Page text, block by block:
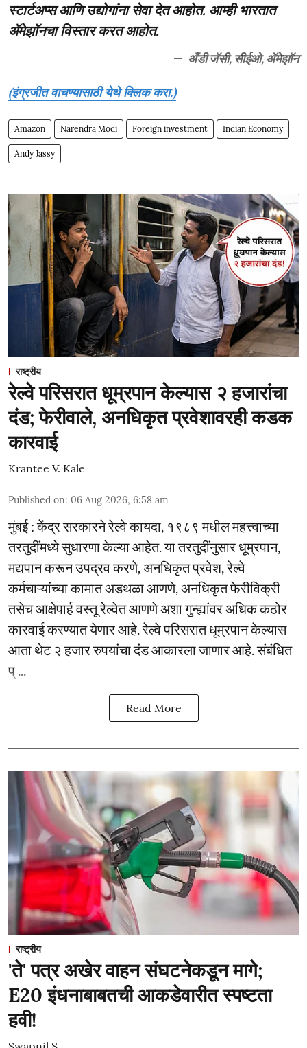
स्टार्टअप्स आणि उद्योगांना सेवा देत आहोत. आम्ही भारतात
ॲमेझॉनचा विस्तार करत आहोत.
अँडी जॅसी, सीईओ, ॲमेझॉन
(इंग्रजीत वाचण्यासाठी येथे क्लिक करा.)
Amazon Narendra Modi Foreign investment Indian Economy
Andy Jassy
राष्ट्रीय
रेल्वे परिसरात धूम्रपान केल्यास २ हजारांचा
दंड; फेरीवाले, अनधिकृत प्रवेशावरही कडक
कारवाई
Krantee V. Kale
Published on: 06 Aug 2026, 6:58 am
मुंबई : केंद्र सरकारने रेल्वे कायदा, १९८९ मधील महत्त्वाच्या
तरतुदींमध्ये सुधारणा केल्या आहेत. या तरतुदींनुसार धूम्रपान,
मद्यपान करून उपद्रव करणे, अनधिकृत प्रवेश, रेल्वे
कर्मचाऱ्यांच्या कामात अडथळा आणणे, अनधिकृत फेरीविक्री
तसेच आक्षेपार्ह वस्तू रेल्वेत आणणे अशा गुन्ह्यांवर अधिक कठोर
कारवाई करण्यात येणार आहे. रेल्वे परिसरात धूम्रपान केल्यास
आता थेट २ हजार रुपयांचा दंड आकारला जाणार आहे. संबंधित
प् ...
Read More
राष्ट्रीय
'ते' पत्र अखेर वाहन संघटनेकडून मागे;
E20 इंधनाबाबतची आकडेवारीत स्पष्टता
हवी!